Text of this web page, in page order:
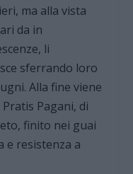
ma alla vista
da in
li
sferrando loro
Alla fine viene
Pagani, di
finito nei guai
e resistenza a